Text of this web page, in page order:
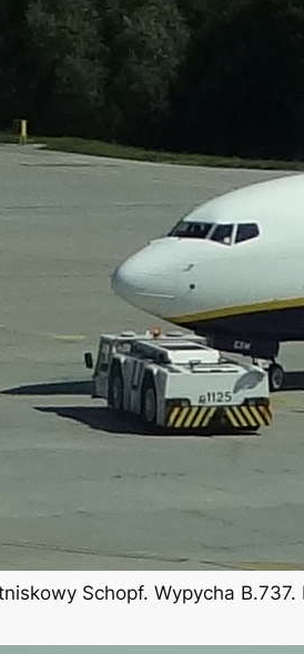
Schopf. Wypycha